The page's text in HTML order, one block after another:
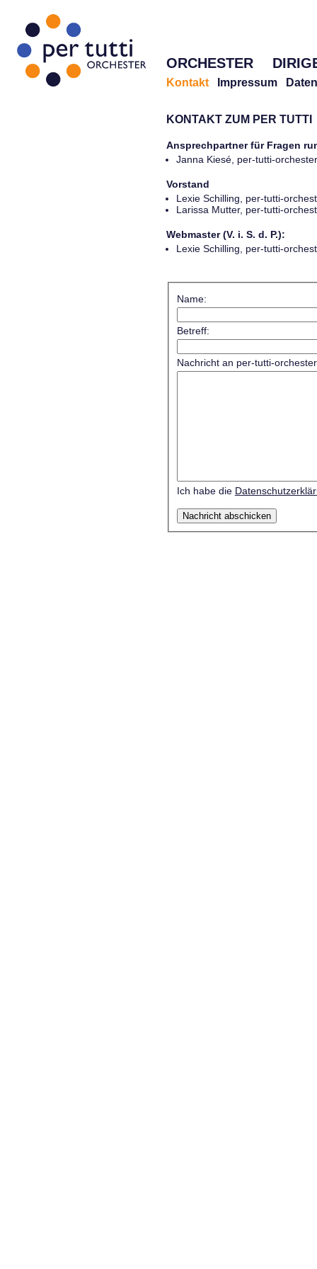
ORCHESTER
Kontakt Impressum
KONTAKT ZUM PER TUTTI
Ansprechpartner für Fragen
Janna Kiesé, per-tutti-
Vorstand
Lexie Schilling, per-tutti-
Larissa Mutter, per-tutti-
Webmaster (V. i. S. d. P.):
Lexie Schilling, per-tutti-
Name:
Betreff:
Nachricht an per-tutti-
Ich habe die